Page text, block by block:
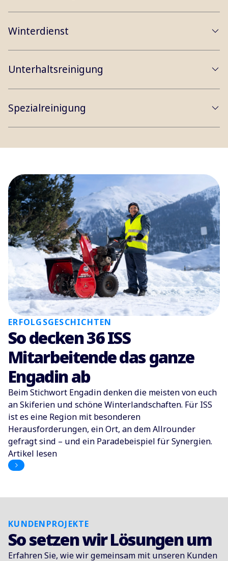
Winterdienst
Unterhaltsreinigung
Spezialreinigung
ERFOLGSGESCHICHTEN
So decken 36 ISS
Mitarbeitende das ganze
Engadin ab
Beim Stichwort Engadin denken die meisten von euch
an Skiferien und schöne Winterlandschaften. Für ISS
ist es eine Region mit besonderen
Herausforderungen, ein Ort, an dem Allrounder
gefragt sind – und ein Paradebeispiel für Synergien.
Artikel lesen
KUNDENPROJEKTE
So setzen wir Lösungen um
Erfahren Sie, wie wir gemeinsam mit unseren Kunden